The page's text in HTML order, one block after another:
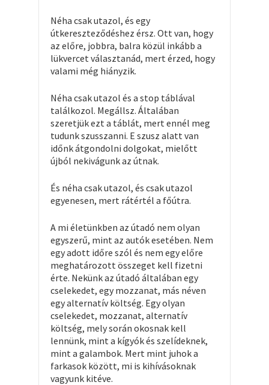
Néha csak utazol, és egy
útkereszteződéshez érsz. Ott van, hogy
az előre, jobbra, balra közül inkább a
lükvercet választanád, mert érzed, hogy
valami még hiányzik.
Néha csak utazol és a stop táblával
találkozol. Megállsz. Általában
szeretjük ezt a táblát, mert ennél meg
tudunk szusszanni. E szusz alatt van
időnk átgondolni dolgokat, mielőtt
újból nekivágunk az útnak.
És néha csak utazol, és csak utazol
egyenesen, mert rátértél a főútra.
A mi életünkben az útadó nem olyan
egyszerű, mint az autók esetében. Nem
egy adott időre szól és nem egy előre
meghatározott összeget kell fizetni
érte. Nekünk az útadó általában egy
cselekedet, egy mozzanat, más néven
egy alternatív költség. Egy olyan
cselekedet, mozzanat, alternatív
költség, mely során okosnak kell
lennünk, mint a kígyók és szelídeknek,
mint a galambok. Mert mint juhok a
farkasok között, mi is kihívásoknak
vagyunk kitéve.